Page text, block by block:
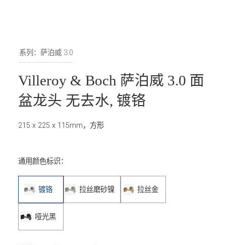
系列：萨泊威 3.0
Villeroy & Boch 萨泊威 3.0 面
盆龙头 无去水, 镀铬
215 x 225 x 115mm，方形
通用颜色标识：
镀铬 拉丝磨砂镍 拉丝金
哑光黑